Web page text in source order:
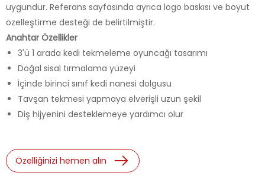
uygundur. Referans sayfasında ayrıca logo baskısı ve boyut
özelleştirme desteği de belirtilmiştir.
Anahtar Özellikler
3'ü 1 arada kedi tekmeleme oyuncağı tasarımı
Doğal sisal tırmalama yüzeyi
İçinde birinci sınıf kedi nanesi dolgusu
Tavşan tekmesi yapmaya elverişli uzun şekil
Diş hijyenini desteklemeye yardımcı olur
Özelliğinizi hemen alın